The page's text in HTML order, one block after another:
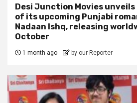
Desi Junction Movies
of its upcoming Punjabi
Nadaan Ishq, releasing
October
1 month ago by our Reporter